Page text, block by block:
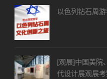
以色列钻石周游
[观展]中国美院
代设计展观展考